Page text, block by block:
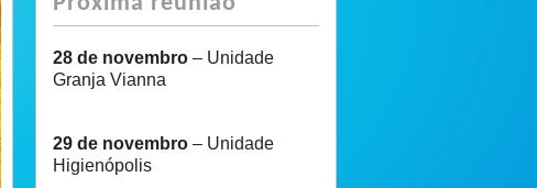
28 de novembro– Unidade
Granja Vianna
29 de novembro – Unidade
Higienópolis